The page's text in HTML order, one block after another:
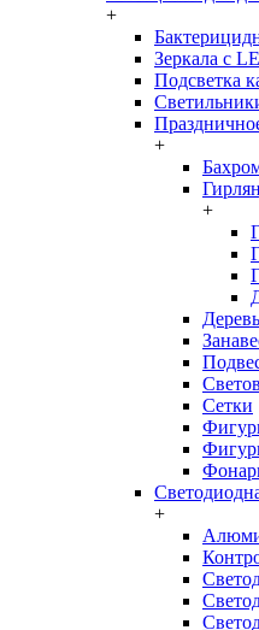
+
Зеркала с
Подсветка
+
+
Сетки
+